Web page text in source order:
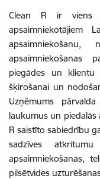
Clean R ir viens
apsaimniekotājiem
apsaimniekošanas
piegādes un klientu
šķirošanai un
Uzņēmums
laukumus un
R saistīto sabiedrību
sadzīves
apsaimniekošanas,
pilsētvides